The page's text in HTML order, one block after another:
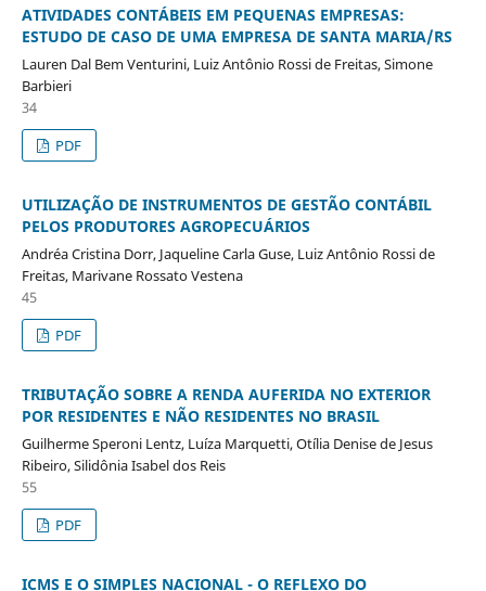
ATIVIDADES CONTÁBEIS EM PEQUENAS EMPRESAS:
ESTUDO DE CASO DE UMA EMPRESA DE SANTA MARIA/RS
Lauren Dal Bem Venturini, Luiz Antônio Rossi de Freitas, Simone
Barbieri
34
PDF
UTILIZAÇÃO DE INSTRUMENTOS DE GESTÃO CONTÁBIL
PELOS PRODUTORES AGROPECUÁRIOS
Andréa Cristina Dorr, Jaqueline Carla Guse, Luiz Antônio Rossi de
Freitas, Marivane Rossato Vestena
45
PDF
TRIBUTAÇÃO SOBRE A RENDA AUFERIDA NO EXTERIOR
POR RESIDENTES E NÃO RESIDENTES NO BRASIL
Guilherme Speroni Lentz, Luíza Marquetti, Otília Denise de Jesus
Ribeiro, Silidônia Isabel dos Reis
55
PDF
ICMS E O SIMPLES NACIONAL - O REFLEXO DO